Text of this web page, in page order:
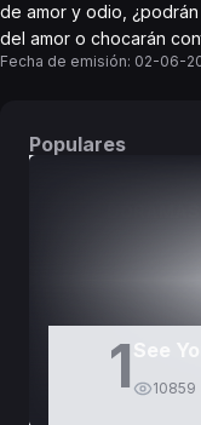
de amor y odio,
del amor o chocarán
Fecha de emisión: 02-06-
Populares
1 See
10859